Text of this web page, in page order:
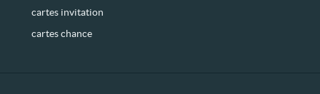
cartes invitation
cartes chance